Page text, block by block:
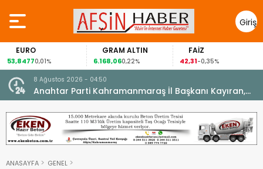
Giriş
Yap
0,01%
GRAM ALTIN
6.168,060,22%
FAİZ
42,31-0,35%
8 Ağustos 2026 - 04:50
Anahtar Parti Kahramanmaraş İl Başkanı Kayıran,
Afşin Teşkilatı ile buluştu.
ANASAYFA
GENEL